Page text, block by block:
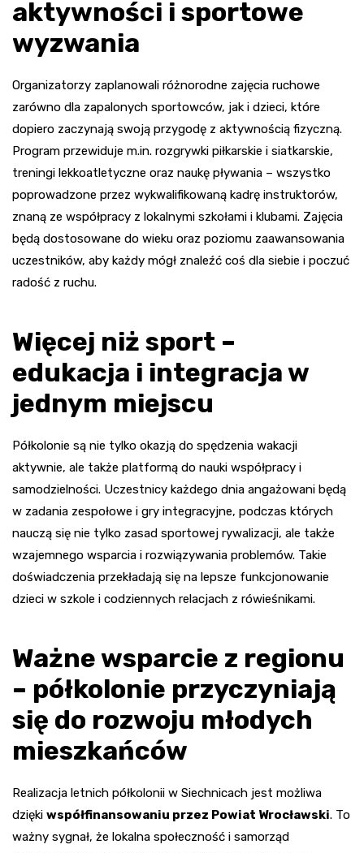
aktywności i sportowe
wyzwania
Organizatorzy zaplanowali różnorodne zajęcia ruchowe
zarówno dla zapalonych sportowców, jak i dzieci, które
dopiero zaczynają swoją przygodę z aktywnością fizyczną.
Program przewiduje m.in. rozgrywki piłkarskie i siatkarskie,
treningi lekkoatletyczne oraz naukę pływania – wszystko
poprowadzone przez wykwalifikowaną kadrę instruktorów,
znaną ze współpracy z lokalnymi szkołami i klubami. Zajęcia
będą dostosowane do wieku oraz poziomu zaawansowania
uczestników, aby każdy mógł znaleźć coś dla siebie i poczuć
radość z ruchu.
Więcej niż sport –
edukacja i integracja w
jednym miejscu
Półkolonie są nie tylko okazją do spędzenia wakacji
aktywnie, ale także platformą do nauki współpracy i
samodzielności. Uczestnicy każdego dnia angażowani będą
w zadania zespołowe i gry integracyjne, podczas których
nauczą się nie tylko zasad sportowej rywalizacji, ale także
wzajemnego wsparcia i rozwiązywania problemów. Takie
doświadczenia przekładają się na lepsze funkcjonowanie
dzieci w szkole i codziennych relacjach z rówieśnikami.
Ważne wsparcie z regionu
– półkolonie przyczyniają
się do rozwoju młodych
mieszkańców
Realizacja letnich półkolonii w Siechnicach jest możliwa
dzięki współfinansowaniu przez Powiat Wrocławski. To
ważny sygnał, że lokalna społeczność i samorząd